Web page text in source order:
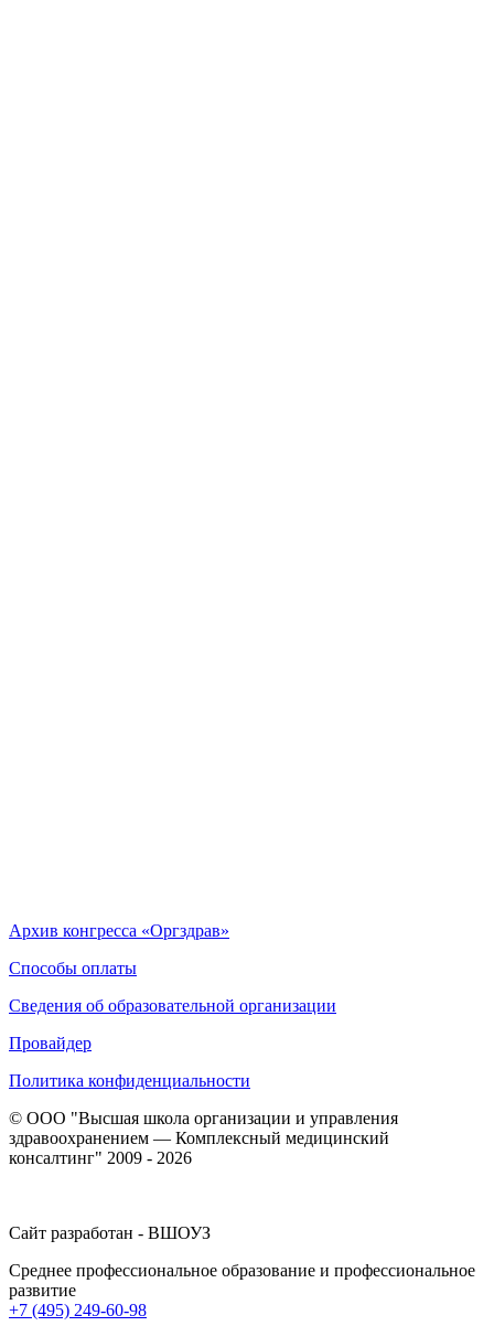
Архив конгресса «Оргздрав»
Способы оплаты
Сведения об образовательной организации
Провайдер
Политика конфиденциальности
© ООО "Высшая школа организации и управления
здравоохранением — Комплексный медицинский
консалтинг" 2009 - 2026
Сайт разработан - ВШОУЗ
Среднее профессиональное образование и профессиональное
развитие
+7 (495) 249-60-98